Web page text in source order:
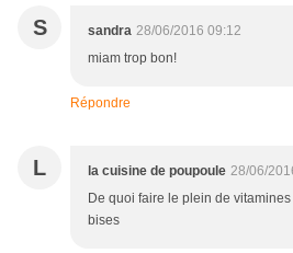
S sandra 28/06/2016 09:12
miam trop bon!
Répondre
L la cuisine de poupoule 28/06/
De quoi faire le plein de
bises